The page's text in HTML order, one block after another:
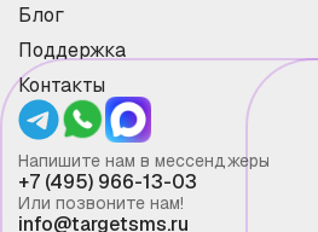
Блог
Поддержка
Контакты
Напишите нам в мессенджеры
+7 (495) 966-13-03
Или позвоните нам!
info@targetsms.ru